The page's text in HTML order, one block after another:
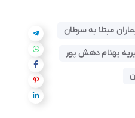
مبتلا به سرطان
بهنام دهش پور